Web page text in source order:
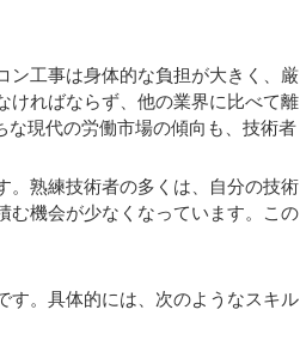
ン工事は身体的な負担が大きく、厳
ければならず、他の業界に比べて離
現代の労働市場の傾向も、技術者
。熟練技術者の多くは、自分の技術
む機会が少なくなっています。この
す。具体的には、次のようなスキル